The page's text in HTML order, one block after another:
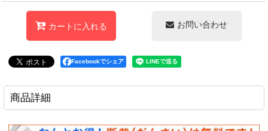
カートに入れる お問い合わせ
Facebookでシェア
商品詳細